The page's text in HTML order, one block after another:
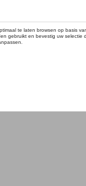
gemaakt van dubbelwandig
Mode-knop op het